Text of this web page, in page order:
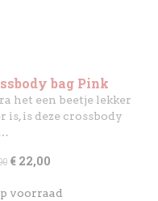
bag Pink
- The Wall
het een beetje lekker
is, is deze crossbody
€ 22,00
voorraad